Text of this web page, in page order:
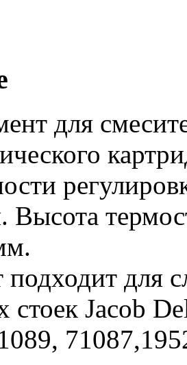
для
Высота
подходит для
Jacob